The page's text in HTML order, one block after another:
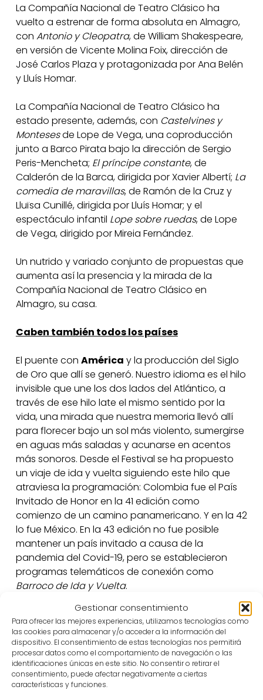
Gestionar consentimiento
Para ofrecer las mejores experiencias, utilizamos tecnologías como
las cookies para almacenar y/o acceder a la información del
dispositivo. El consentimiento de estas tecnologías nos permitirá
procesar datos como el comportamiento de navegación o las
identificaciones únicas en este sitio. No consentir o retirar el
consentimiento, puede afectar negativamente a ciertas
características y funciones.
La Compañía Nacional de Teatro Clásico ha
vuelto a estrenar de forma absoluta en Almagro,
con Antonio y Cleopatra, de William Shakespeare,
en versión de Vicente Molina Foix, dirección de
José Carlos Plaza y protagonizada por Ana Belén
y Lluís Homar.
La Compañía Nacional de Teatro Clásico ha
estado presente, además, con Castelvines y
Montesesde Lope de Vega, una coproducción
junto a Barco Pirata bajo la dirección de Sergio
Peris-Mencheta; El príncipe constante, de
Calderón de la Barca, dirigida por Xavier Albertí; La
comedia de maravillas, de Ramón de la Cruz y
Lluïsa Cunillé, dirigida por Lluís Homar; y el
espectáculo infantil Lope sobre ruedas, de Lope
de Vega, dirigido por Mireia Fernández.
Un nutrido y variado conjunto de propuestas que
aumenta así la presencia y la mirada de la
Compañía Nacional de Teatro Clásico en
Almagro, su casa.
Caben también todos los países
El puente con América y la producción del Siglo
de Oro que allí se generó. Nuestro idioma es el hilo
invisible que une los dos lados del Atlántico, a
través de ese hilo late el mismo sentido por la
vida, una mirada que nuestra memoria llevó allí
para florecer bajo un sol más violento, sumergirse
en aguas más saladas y acunarse en acentos
más sonoros. Desde el Festival se ha propuesto
un viaje de ida y vuelta siguiendo este hilo que
atraviesa la programación: Colombia fue el País
Invitado de Honor en la 41 edición como
comienzo de un camino panamericano. Y en la 42
lo fue México. En la 43 edición no fue posible
mantener un país invitado a causa de la
pandemia del Covid-19, pero se establecieron
programas telemáticos de conexión como
Barroco de Ida y Vuelta.
En esta relación con América coincidimos
claramente con nuestro país vecino y, apoyados
en la celebración de la Circunnavegación, hemos
contado conPortugalcomo país invitado en
2021. El Festival Internacional de Teatro Clásico de
Almagro tiene un programa destacado llamado